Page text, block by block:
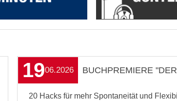
1906.2026 BUCHPREMIERE
20 Hacks für mehr Spontaneität und